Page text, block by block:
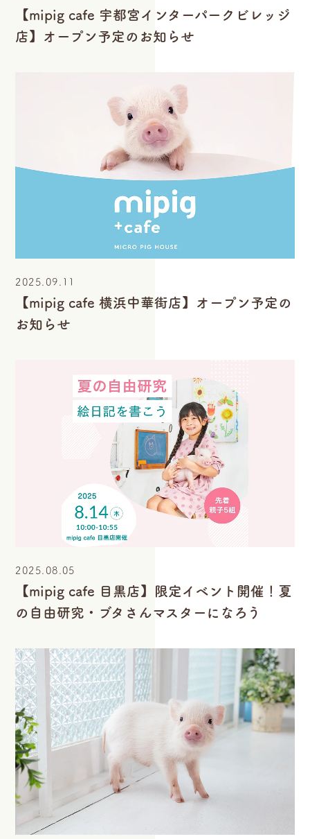
【mipig cafe 宇都宮インターパークビレッジ
店】オープン予定のお知らせ
2025.09.11
【mipig cafe 横浜中華街店】オープン予定の
お知らせ
2025.08.05
【mipig cafe 目黒店】限定イベント開催！夏
の自由研究・ブタさんマスターになろう